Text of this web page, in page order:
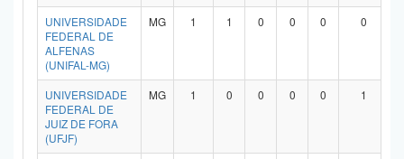
UNIVERSIDADE
FEDERAL DE
ALFENAS
(UNIFAL-MG)
MG 1 1 0 0 0 0
UNIVERSIDADE
FEDERAL DE
JUIZ DE FORA
(UFJF)
MG 1 0 0 0 0 1